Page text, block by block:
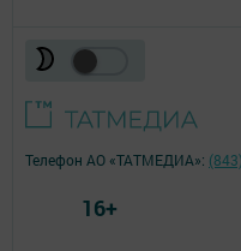
Телефон АО «ТАТМЕДИА»:
16+